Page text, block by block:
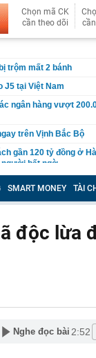
Chọn mã CK
cần theo dõi
trộm mất 2 bánh
J5 tại Việt Nam
ngân hàng vượt
trên Vịnh Bắc Bộ
gần 120 tỷ đồng ở
người bất ngờ
đạt doanh thu 2.200
Thạc sĩ, Tiến sĩ,
vào giá trị thực của thị
có hàng ngàn căn hộ
Quốc: Lộ trình “nghẹt
SMART MONEY TÀI
độc lừa
Nghe đọc bài 2:52